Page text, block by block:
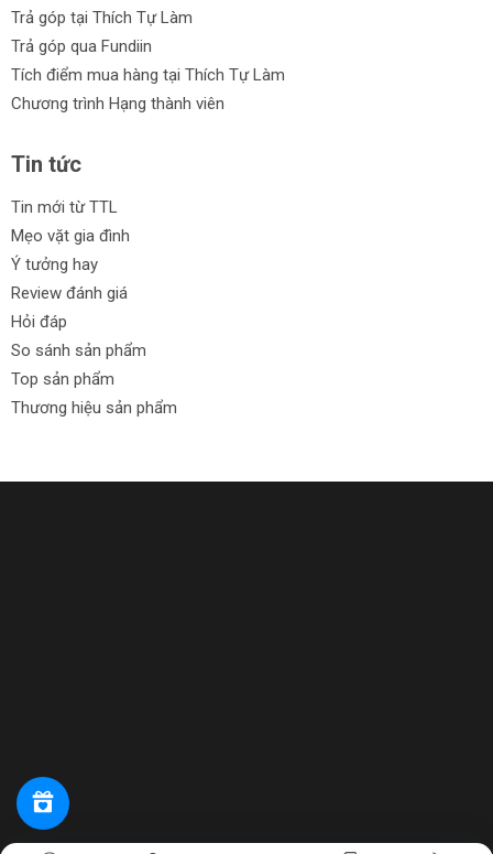
Trả góp tại Thích Tự Làm
Trả góp qua Fundiin
Tích điểm mua hàng tại Thích Tự Làm
Chương trình Hạng thành viên
Tin tức
Tin mới từ TTL
Mẹo vặt gia đình
Ý tưởng hay
Review đánh giá
Hỏi đáp
So sánh sản phẩm
Top sản phẩm
Thương hiệu sản phẩm